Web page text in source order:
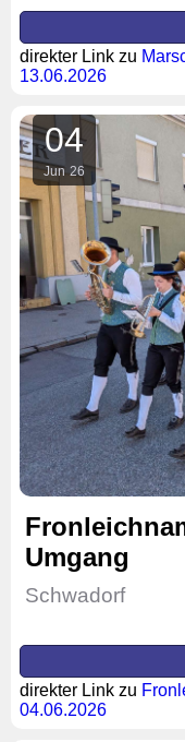
direkter Link zu
13.06.2026
04
Jun 26
Umgang
Schwadorf
direkter Link zu
04.06.2026